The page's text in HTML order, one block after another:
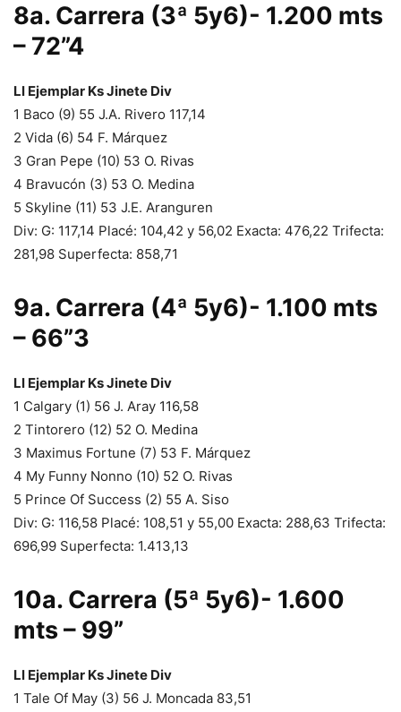
8a. Carrera (3ª 5y6)- 1.200 mts
– 72”4
Ll Ejemplar Ks Jinete Div
1 Baco (9) 55 J.A. Rivero 117,14
2 Vida (6) 54 F. Márquez
3 Gran Pepe (10) 53 O. Rivas
4 Bravucón (3) 53 O. Medina
5 Skyline (11) 53 J.E. Aranguren
Div: G: 117,14 Placé: 104,42 y 56,02 Exacta: 476,22 Trifecta:
281,98 Superfecta: 858,71
9a. Carrera (4ª 5y6)- 1.100 mts
– 66”3
Ll Ejemplar Ks Jinete Div
1 Calgary (1) 56 J. Aray 116,58
2 Tintorero (12) 52 O. Medina
3 Maximus Fortune (7) 53 F. Márquez
4 My Funny Nonno (10) 52 O. Rivas
5 Prince Of Success (2) 55 A. Siso
Div: G: 116,58 Placé: 108,51 y 55,00 Exacta: 288,63 Trifecta:
696,99 Superfecta: 1.413,13
10a. Carrera (5ª 5y6)- 1.600
mts – 99”
Ll Ejemplar Ks Jinete Div
1 Tale Of May (3) 56 J. Moncada 83,51